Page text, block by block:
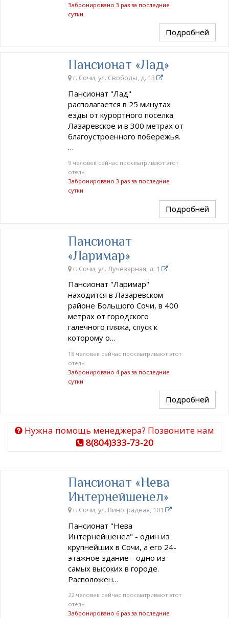
Забронировано 3 раз за последние
сутки
Подробней
Пансионат «Лад»
г. Сочи, ул. Свободы, д. 13
Пансионат "Лад"
располагается в 25 минутах
езды от курортного поселка
Лазаревское и в 300 метрах от
благоустроенного побережья.
…
9 человек сейчас просматривают этот
отель
Забронировано 3 раз за последние
сутки
Подробней
Пансионат
«Ларимар»
г. Сочи, ул. Лучезарная, д. 1
Пансионат "Ларимар"
находится в Лазаревском
районе Большого Сочи, в 400
метрах от городского
галечного пляжа, спуск к
которому о…
18 человек сейчас просматривают этот
отель
Забронировано 4 раз за последние
сутки
Подробней
Нужна помощь менеджера? Позвоните нам
8(804)333-73-20
Пансионат «Нева
Интернейшенел»
г. Сочи, ул. Виноградная, 101
Пансионат "Нева
Интернейшенел" - один из
крупнейших в Сочи, а его 24-
этажное здание - одно из
самых высоких в городе.
Расположен…
22 человек сейчас просматривают этот
отель
Забронировано 6 раз за последние